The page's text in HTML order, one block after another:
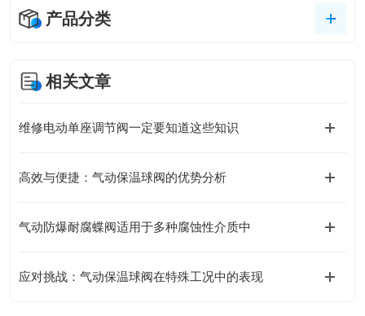
产品分类
相关文章
维修电动单座调节阀一定要知道这些知识
高效与便捷：气动保温球阀的优势分析
气动防爆耐腐蝶阀适用于多种腐蚀性介质中
应对挑战：气动保温球阀在特殊工况中的表现